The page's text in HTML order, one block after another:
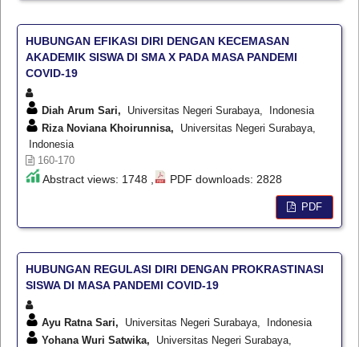
HUBUNGAN EFIKASI DIRI DENGAN KECEMASAN
AKADEMIK SISWA DI SMA X PADA MASA PANDEMI
COVID-19
Diah Arum Sari, Universitas Negeri Surabaya, Indonesia
Riza Noviana Khoirunnisa, Universitas Negeri Surabaya,
Indonesia
160-170
Abstract views: 1748 , PDF downloads: 2828
PDF
HUBUNGAN REGULASI DIRI DENGAN PROKRASTINASI
SISWA DI MASA PANDEMI COVID-19
Ayu Ratna Sari, Universitas Negeri Surabaya, Indonesia
Yohana Wuri Satwika, Universitas Negeri Surabaya,